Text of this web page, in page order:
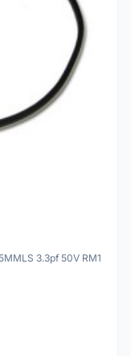
3.3pf 50V RM1